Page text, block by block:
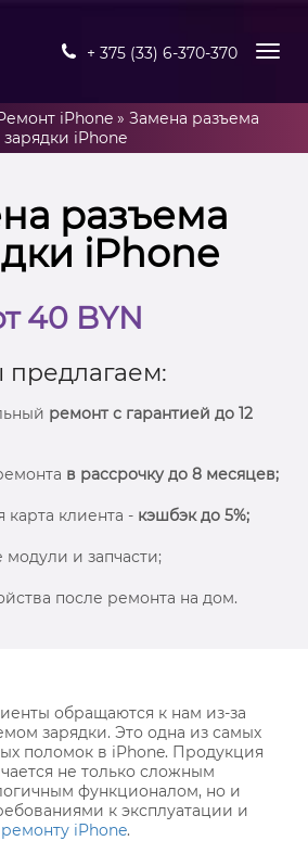
+ 375 (33) 6-370-370
iPhone» Замена разъема
зарядки iPhone
разъема
iPhone
40 BYN
ремонт с гарантией до 12
в рассрочку до 8 месяцев;
карта клиента - кэшбэк до 5%;
и запчасти;
после ремонта на дом.
обращаются к нам из-за
зарядки. Это одна из самых
поломок в iPhone. Продукция
не только сложным
функционалом, но и
к эксплуатации и
ремонту iPhone.